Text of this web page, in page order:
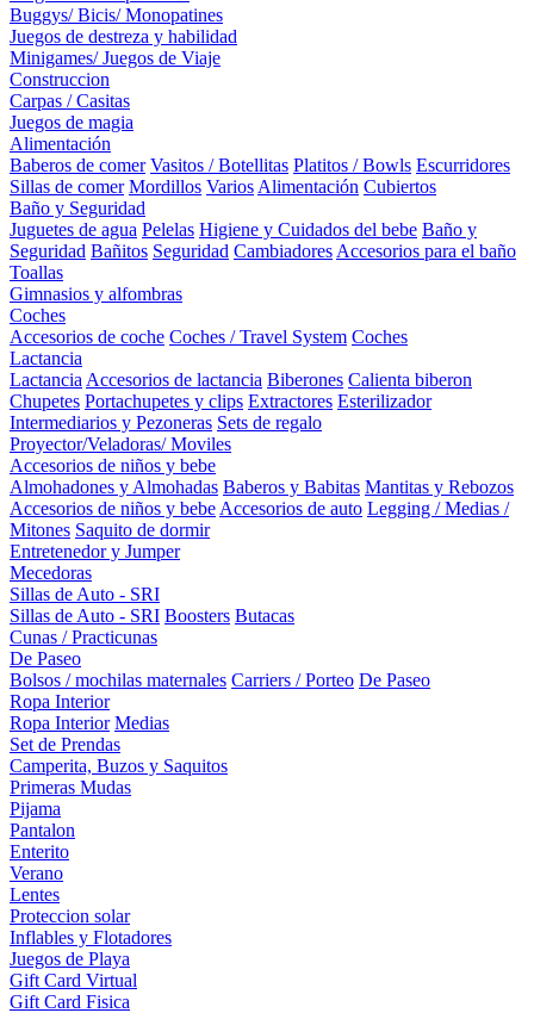
Buggys/ Bicis/ Monopatines
Juegos de destreza y habilidad
Minigames/ Juegos de Viaje
Construccion
Carpas / Casitas
Juegos de magia
Alimentación
Baberos de comer Vasitos / Botellitas Platitos / Bowls Escurridores
Sillas de comer Mordillos Varios Alimentación Cubiertos
Baño y Seguridad
Juguetes de agua Pelelas Higiene y Cuidados del bebe Baño y
Seguridad Bañitos Seguridad Cambiadores Accesorios para el baño
Toallas
Gimnasios y alfombras
Coches
Accesorios de coche Coches / Travel System Coches
Lactancia
Lactancia Accesorios de lactancia Biberones Calienta biberon
Chupetes Portachupetes y clips Extractores Esterilizador
Intermediarios y Pezoneras Sets de regalo
Proyector/Veladoras/ Moviles
Accesorios de niños y bebe
Almohadones y Almohadas Baberos y Babitas Mantitas y Rebozos
Accesorios de niños y bebe Accesorios de auto Legging / Medias /
Mitones Saquito de dormir
Entretenedor y Jumper
Mecedoras
Sillas de Auto - SRI
Sillas de Auto - SRI Boosters Butacas
Cunas / Practicunas
De Paseo
Bolsos / mochilas maternales Carriers / Porteo De Paseo
Ropa Interior
Ropa Interior Medias
Set de Prendas
Camperita, Buzos y Saquitos
Primeras Mudas
Pijama
Pantalon
Enterito
Verano
Lentes
Proteccion solar
Inflables y Flotadores
Juegos de Playa
Gift Card Virtual
Gift Card Fisica